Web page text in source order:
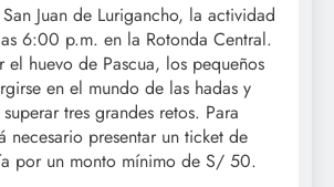
Juan de Lurigancho, la actividad
6:00 p.m. en la Rotonda Central.
el huevo de Pascua, los pequeños
en el mundo de las hadas y
tres grandes retos. Para
necesario presentar un ticket de
por un monto mínimo de S/ 50.